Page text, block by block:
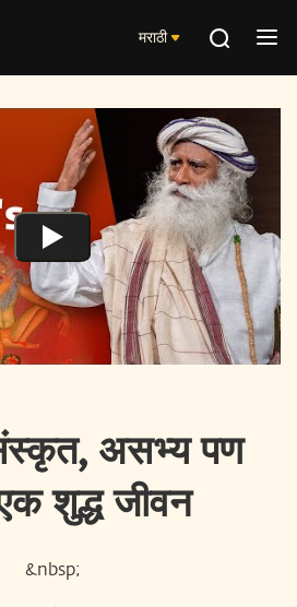
मराठी
असभ्य पण
शुद्ध जीवन
&nbsp;